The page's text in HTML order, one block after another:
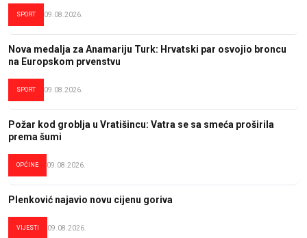
SPORT 09.08.2026.
Nova medalja za Anamariju Turk: Hrvatski par osvojio broncu
na Europskom prvenstvu
SPORT 09.08.2026.
Požar kod groblja u Vratišincu: Vatra se sa smeća proširila
prema šumi
OPĆINE 09.08.2026.
Plenković najavio novu cijenu goriva
VIJESTI 09.08.2026.